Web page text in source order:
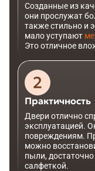
Созданные из
они прослужат
также стильно и
мало уступают
Это отличное
Практичность
Двери отлично
эксплуатацией.
повреждениям.
можно
пыли,
салфеткой.